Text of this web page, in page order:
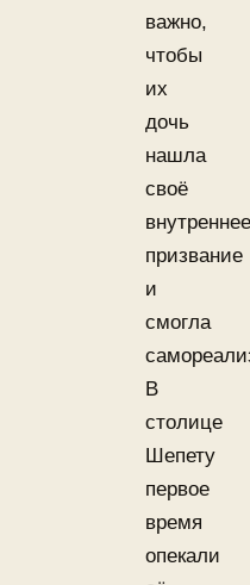
важно,
чтобы
их
дочь
нашла
своё
внутреннее
призвание
и
смогла
В
столице
Шепету
первое
время
опекали